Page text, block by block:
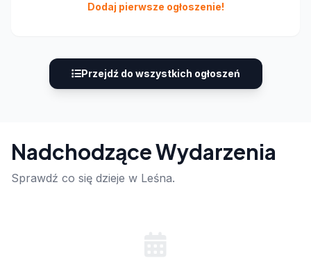
Dodaj pierwsze ogłoszenie!
Przejdź do wszystkich ogłoszeń
Nadchodzące Wydarzenia
Sprawdź co się dzieje w Leśna.